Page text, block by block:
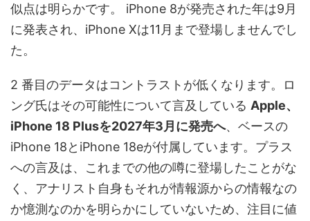
似点は明らかです。 iPhone 8が発売された年は9月
に発表され、iPhone Xは11月まで登場しませんでし
た。
2 番目のデータはコントラストが低くなります。ロ
ング氏はその可能性について言及している Apple、
iPhone 18 Plusを2027年3月に発売へ、ベースの
iPhone 18とiPhone 18eが付属しています。プラス
への言及は、これまでの他の噂に登場したことがな
く、アナリスト自身もそれが情報源からの情報なの
か憶測なのかを明らかにしていないため、注目に値